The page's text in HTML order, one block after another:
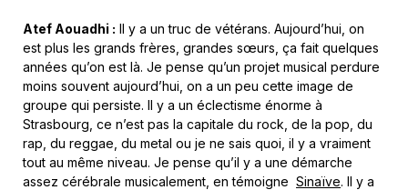
Atef Aouadhi : Il y a un truc de vétérans. Aujourd’hui, on
est plus les grands frères, grandes sœurs, ça fait quelques
années qu’on est là. Je pense qu’un projet musical perdure
moins souvent aujourd’hui, on a un peu cette image de
groupe qui persiste. Il y a un éclectisme énorme à
Strasbourg, ce n’est pas la capitale du rock, de la pop, du
rap, du reggae, du metal ou je ne sais quoi, il y a vraiment
tout au même niveau. Je pense qu’il y a une démarche
assez cérébrale musicalement, en témoigne Sinaïve. Il y a